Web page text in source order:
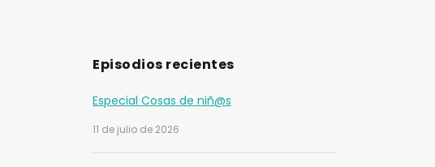
Episodios recientes
Especial Cosas de niñ@s
11 de julio de 2026